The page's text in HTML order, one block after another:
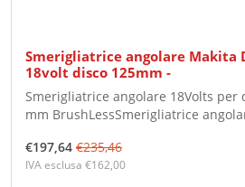
Smerigliatrice angolare Makita
18volt disco 125mm -
Smerigliatrice angolare 18Volts per
mm BrushLessSmerigliatrice
€197,64 €235,46
IVA esclusa €162,00